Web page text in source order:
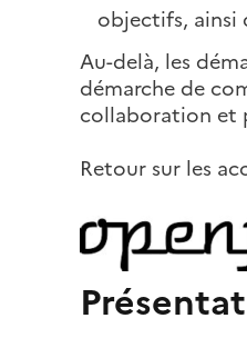
objectifs, ainsi
Au-delà, les
démarche de
collaboration et
Retour sur les